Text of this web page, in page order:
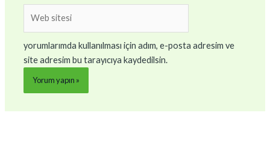
yorumlarımda kullanılması için adım, e-posta adresim ve
site adresim bu tarayıcıya kaydedilsin.